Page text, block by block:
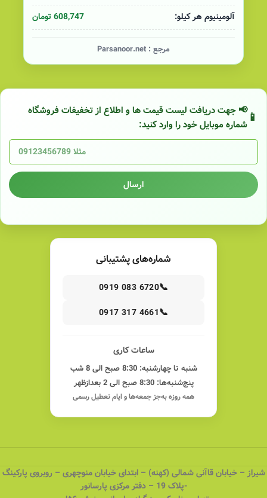
آلومینیوم هر کیلو:
608,747 تومان
مرجع : Parsanoor.net
📢 جهت دریافت لیست قیمت ها و اطلاع از تخفیفات فروشگاه
شماره موبایل خود را وارد کنید:
ارسال
شماره‌های پشتیبانی
📞
0919 083 6720
📞
0917 317 4661
ساعات کاری
شنبه تا چهارشنبه: 8:30 صبح الی 8 شب
پنج‌شنبه‌ها: 8:30 صبح الی 2 بعدازظهر
همه روزه به‌جز جمعه‌ها و ایام تعطیل رسمی
شیراز – خیابان قاآنی شمالی (کهنه) – ابتدای خیابان منوچهری – روبروی پارکینگ
-پلاک 19 – دفتر مرکزی پارسانور